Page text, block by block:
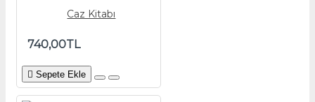
Caz Kitabı
740,00TL
Sepete Ekle